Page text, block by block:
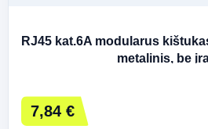
RJ45 kat.6A modularus
metalinis, be
7,84 €